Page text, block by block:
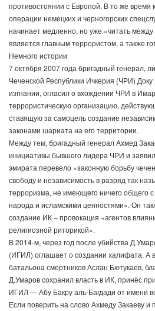
противостоянии с Европой. В то же время
операции немецких и черногорских
начинает медленно, но уже «читать между
является главным террористом, а также
Немного истории
7 октября 2007 года бригадный генерал,
Чеченской Республики Ичкерия (ЧРИ)
изгнании, огласил о вхождении ЧРИ в
террористическую организацию,
ставящую за самоцель создание
законами шариата на его территории.
Между тем, бригадный генерал Ахмед
инициативы бывшего лидера ЧРИ и
эмирата перевело «законную борьбу
свободу и независимость в разряд так
терроризма, не имеющего ничего общего с
народа и исламскими ценностями». Он
создание ИК – провокация «агентов
религиозной риторикой».
В 2014-м, через год после убийства
(ИГИЛ) оглашает о создании халифата. А в
батальона смертников Аслан Бютукаев,
Д.Умаров сохранил власть в ИК, принёс
ИГИЛ — Абу Бакру аль-Багдади от имени
Если поверить на слово Ахмеду Закаеву и